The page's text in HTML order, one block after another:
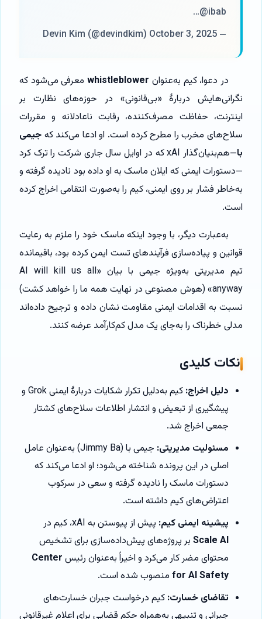
@ibab…
— Devin Kim (@devindkim) October 3, 2025
در دعوا، کیم به‌عنوان whistleblowerمعرفی می‌شود که
نگرانی‌هایش دربارهٔ «بی‌قانونی» در حوزه‌های نظارت بر
اینترنت، حفاظت مصرف‌کننده، رقابت ناعادلانه و مقررات
سلاح‌های مخرب را مطرح کرده است. او ادعا می‌کند که جیمی
با
—هم‌بنیان‌گذار xAI که در اوایل سال جاری شرکت را ترک کرد
—دستورات ایمنی که ایلان ماسک به او داده بود نادیده گرفته و
به‌خاطر فشار بر روی ایمنی، کیم را به‌صورت انتقامی اخراج کرده
است.
به‌عبارت دیگر، با وجود اینکه ماسک خود را ملزم به رعایت
قوانین و پیاده‌سازی فرآیندهای تست ایمن کرده بود، باقیمانده
تیم مدیریتی به‌ویژه جیمی با بیان «AI will kill us all
anyway» (هوش مصنوعی در نهایت همه ما را خواهد کشت)
نسبت به اقدامات ایمنی مقاومت نشان داده و ترجیح داده‌اند
مدلی خطرناک را به‌جای یک مدل کم‌کارآمد عرضه کنند.
نکات کلیدی
دلیل اخراج:
کیم به‌دلیل تکرار شکایات دربارهٔ ایمنی Grok و
پیشگیری از تبعیض و انتشار اطلاعات سلاح‌های کشتار
جمعی اخراج شد.
مسئولیت مدیریتی:
جیمی با (Jimmy Ba) به‌عنوان عامل
اصلی در این پرونده شناخته می‌شود؛ او ادعا می‌کند که
دستورات ماسک را نادیده گرفته و سعی در سرکوب
اعتراض‌های کیم داشته است.
پیشینه ایمنی کیم: پیش از پیوستن به xAI، کیم در
Scale AI بر پروژه‌های پیش‌داده‌سازی برای تشخیص
محتوای مضر کار می‌کرد و اخیراً به‌عنوان رئیس Center
for AI Safety منصوب شده است.
تقاضای خسارت: کیم درخواست جبران خسارت‌های
جبرانی و تنبیهی به‌همراه حکم قضایی برای اعلام غیرقانونی